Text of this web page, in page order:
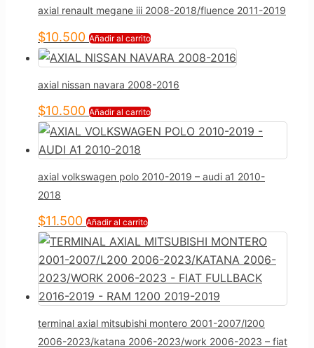
axial renault megane iii 2008-2018/fluence 2011-2019
$10.500 Añadir al carrito
axial nissan navara 2008-2016
$10.500 Añadir al carrito
axial volkswagen polo 2010-2019 – audi a1 2010-
2018
$11.500 Añadir al carrito
terminal axial mitsubishi montero 2001-2007/l200
2006-2023/katana 2006-2023/work 2006-2023 – fiat